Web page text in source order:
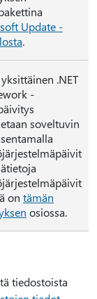
Update -
.
.NET
-
soveltuvin
on tämän
osiossa.
tiedostoista